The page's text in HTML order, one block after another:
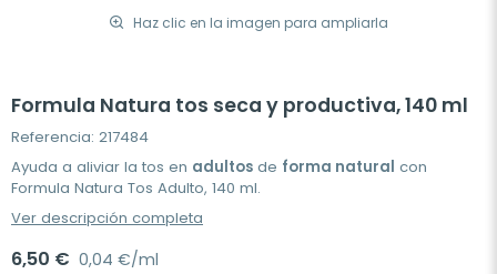
Haz clic en la imagen para ampliarla
Formula Natura tos seca y productiva, 140 ml
Referencia: 217484
Ayuda a aliviar la tos en adultos de forma natural con
Formula Natura Tos Adulto, 140 ml.
Ver descripción completa
6,50 € 0,04 €/ml